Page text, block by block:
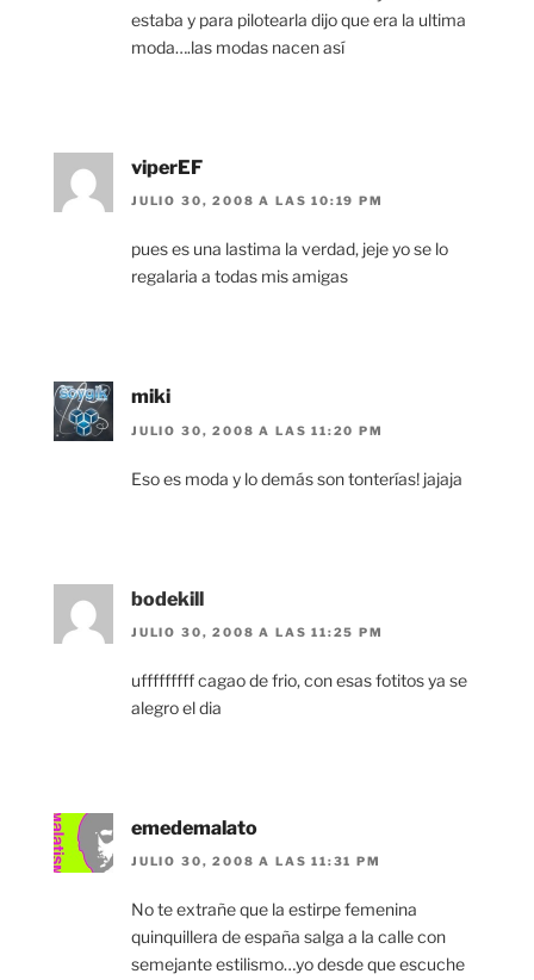
estaba y para pilotearla dijo que era la ultima
moda….las modas nacen así
viperEF
JULIO 30, 2008 A LAS 10:19 PM
pues es una lastima la verdad, jeje yo se lo
regalaria a todas mis amigas
miki
JULIO 30, 2008 A LAS 11:20 PM
Eso es moda y lo demás son tonterías! jajaja
bodekill
JULIO 30, 2008 A LAS 11:25 PM
ufffffffff cagao de frio, con esas fotitos ya se
alegro el dia
emedemalato
JULIO 30, 2008 A LAS 11:31 PM
No te extrañe que la estirpe femenina
quinquillera de españa salga a la calle con
semejante estilismo…yo desde que escuche